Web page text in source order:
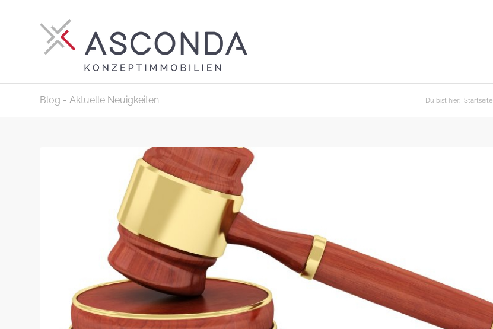
Blog - Aktuelle Neuigkeiten Du bist hier: Startseite